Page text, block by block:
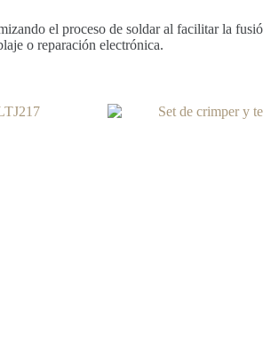
el proceso de soldar al facilitar la
o reparación electrónica.